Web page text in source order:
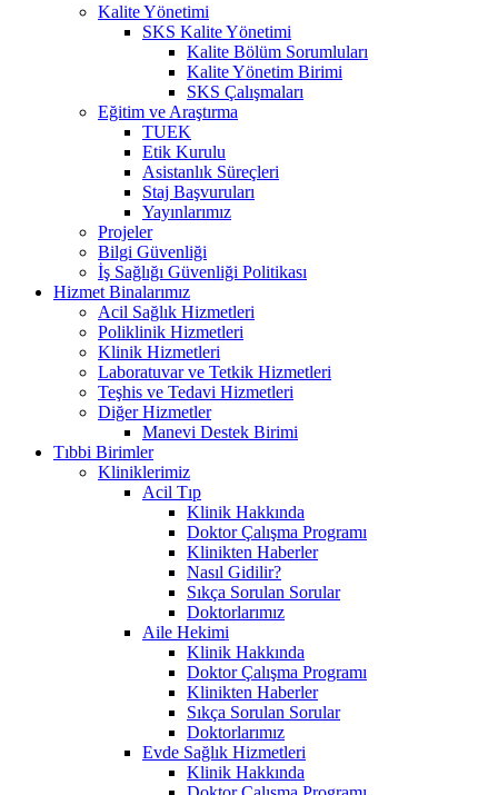
Kalite Yönetimi
SKS Kalite Yönetimi
Kalite Bölüm Sorumluları
Kalite Yönetim Birimi
SKS Çalışmaları
Eğitim ve Araştırma
TUEK
Etik Kurulu
Asistanlık Süreçleri
Staj Başvuruları
Yayınlarımız
Projeler
Bilgi Güvenliği
İş Sağlığı Güvenliği Politikası
Hizmet Binalarımız
Acil Sağlık Hizmetleri
Poliklinik Hizmetleri
Klinik Hizmetleri
Laboratuvar ve Tetkik Hizmetleri
Teşhis ve Tedavi Hizmetleri
Diğer Hizmetler
Manevi Destek Birimi
Tıbbi Birimler
Kliniklerimiz
Acil Tıp
Klinik Hakkında
Doktor Çalışma Programı
Klinikten Haberler
Nasıl Gidilir?
Sıkça Sorulan Sorular
Doktorlarımız
Aile Hekimi
Klinik Hakkında
Doktor Çalışma Programı
Klinikten Haberler
Sıkça Sorulan Sorular
Doktorlarımız
Evde Sağlık Hizmetleri
Klinik Hakkında